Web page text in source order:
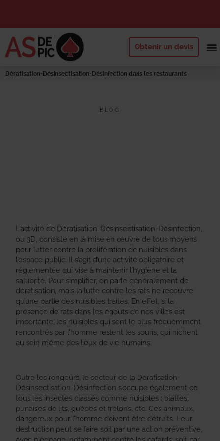
Obtenir un devis
Dératisation-Désinsectisation-Désinfection dans les restaurants
BLOG
L’activité de Dératisation-Désinsectisation-Désinfection,
ou 3D, consiste en la mise en œuvre de tous moyens
pour lutter contre la prolifération de nuisibles dans
l’espace public. Il s’agit d’une activité obligatoire et
réglementée qui vise à maintenir l’hygiène et la
salubrité. Pour simplifier, on parle généralement de
dératisation, mais la lutte contre les rats ne recouvre
qu’une partie des nuisibles traités. En effet, si la
présence de rats dans les égouts de nos villes est
importante, les nuisibles qui sont le plus fréquemment
rencontrés par l’homme restent les souris, qui nichent
au sein même des lieux de vie humains.
Outre les rongeurs, le secteur de la Dératisation-
Désinsectisation-Désinfection s’occupe également de
tous les insectes classés comme nuisibles : blattes,
punaises de lits, guêpes et frelons, etc. Ces animaux,
dangereux pour l’homme doivent être détruits. Leur
destruction peut se faire soit par une action préventive,